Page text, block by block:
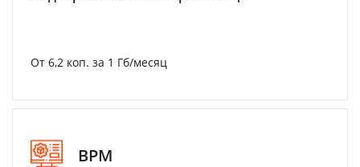
От 6,2 коп. за 1 Гб/месяц
BPM